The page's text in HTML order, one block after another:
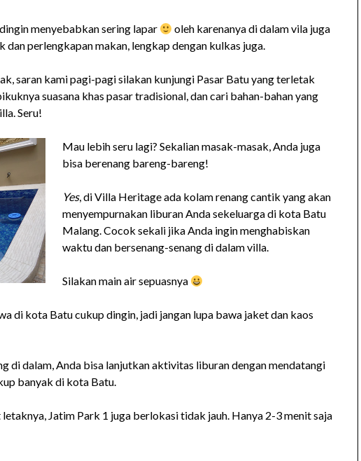
menyebabkan sering lapar
oleh karenanya di dalam vila juga
dan perlengkapan makan, lengkap dengan kulkas juga.
saran kami pagi-pagi silakan kunjungi Pasar Batu yang terletak
suasana khas pasar tradisional, dan cari bahan-bahan yang
Seru!
Mau lebih seru lagi? Sekalian masak-masak, Anda juga
bisa berenang bareng-bareng!
Yes, di Villa Heritage ada kolam renang cantik yang akan
menyempurnakan liburan Anda sekeluarga di kota Batu
Malang. Cocok sekali jika Anda ingin menghabiskan
waktu dan bersenang-senang di dalam villa.
Silakan main air sepuasnya
di kota Batu cukup dingin, jadi jangan lupa bawa jaket dan kaos
di dalam, Anda bisa lanjutkan aktivitas liburan dengan mendatangi
banyak di kota Batu.
Jatim Park 1 juga berlokasi tidak jauh. Hanya 2-3 menit saja